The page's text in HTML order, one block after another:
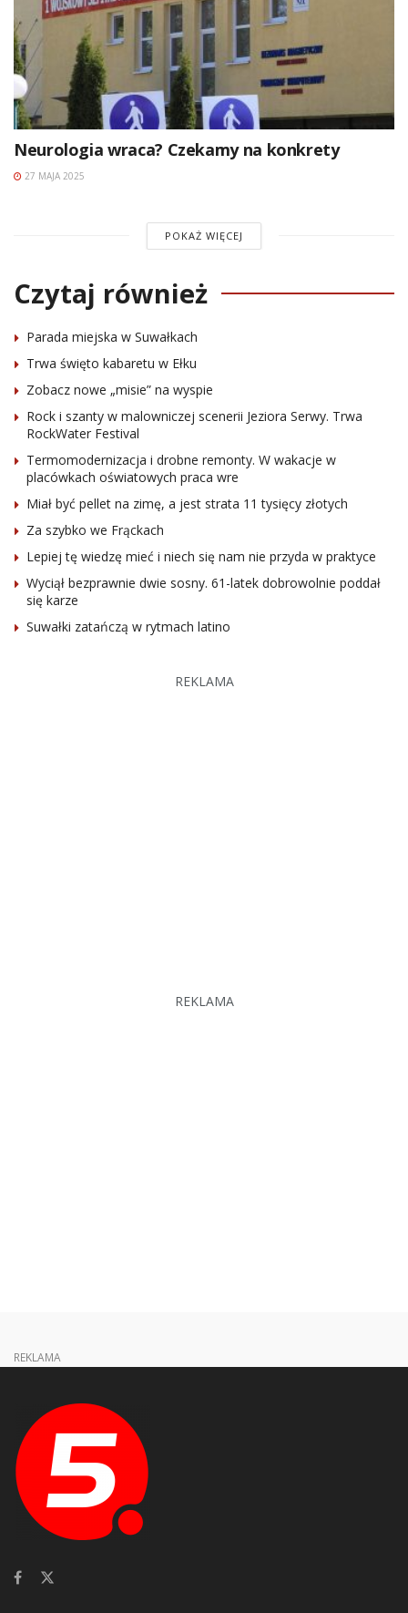
Neurologia wraca? Czekamy na konkrety
27 MAJA 2025
POKAŻ WIĘCEJ
Czytaj również
Parada miejska w Suwałkach
Trwa święto kabaretu w Ełku
Zobacz nowe „misie” na wyspie
Rock i szanty w malowniczej scenerii Jeziora Serwy. Trwa
RockWater Festival
Termomodernizacja i drobne remonty. W wakacje w
placówkach oświatowych praca wre
Miał być pellet na zimę, a jest strata 11 tysięcy złotych
Za szybko we Frąckach
Lepiej tę wiedzę mieć i niech się nam nie przyda w praktyce
Wyciął bezprawnie dwie sosny. 61-latek dobrowolnie poddał
się karze
Suwałki zatańczą w rytmach latino
REKLAMA
REKLAMA
REKLAMA